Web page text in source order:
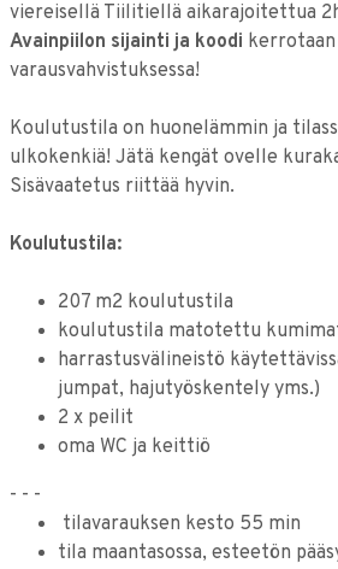
viereisellä Tiilitiellä aikarajoitettua
Avainpiilon sijainti ja koodi kerrotaan
varausvahvistuksessa!
Koulutustila on huonelämmin ja
ulkokenkiä! Jätä kengät ovelle
Sisävaatetus riittää hyvin.
Koulutustila:
207 m2 koulutustila
koulutustila matotettu
harrastusvälineistö
jumpat, hajutyöskentely yms.)
2 x peilit
oma WC ja keittiö
- - -
tilavarauksen kesto 55 min
tila maantasossa, esteetön